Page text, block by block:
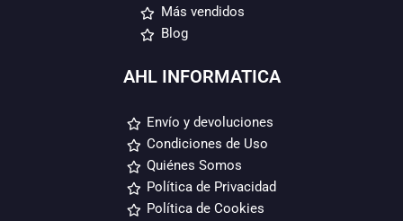
Más vendidos
Blog
AHL INFORMATICA
Envío y devoluciones
Condiciones de Uso
Quiénes Somos
Política de Privacidad
Política de Cookies